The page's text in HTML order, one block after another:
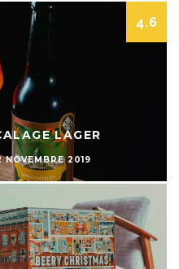
4.6
LAGER
NOVEMBRE 2019